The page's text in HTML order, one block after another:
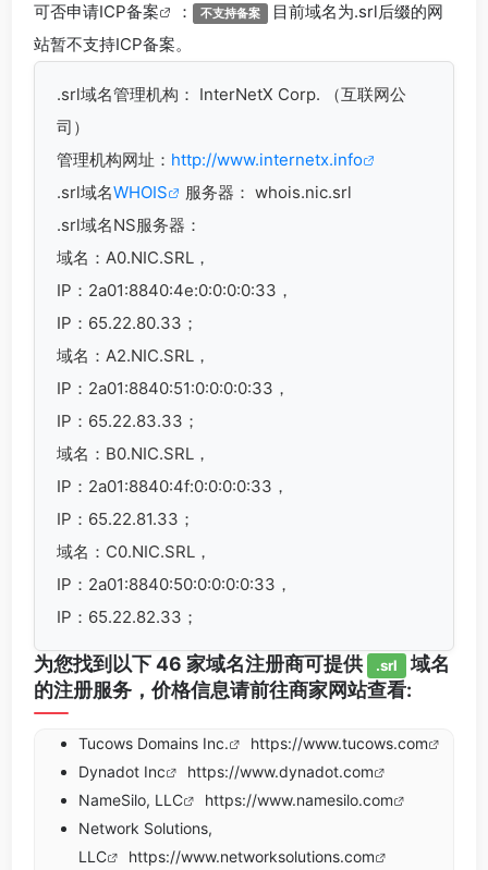
可否申请ICP备案 ： 不支持备案 目前域名为.srl后缀的网
站暂不支持ICP备案。
.srl域名管理机构： InterNetX Corp. （互联网公
司）
管理机构网址： http://www.internetx.info
.srl域名WHOIS
服务器： whois.nic.srl
.srl域名NS服务器：
域名：A0.NIC.SRL，
IP：2a01:8840:4e:0:0:0:0:33，
IP：65.22.80.33；
域名：A2.NIC.SRL，
IP：2a01:8840:51:0:0:0:0:33，
IP：65.22.83.33；
域名：B0.NIC.SRL，
IP：2a01:8840:4f:0:0:0:0:33，
IP：65.22.81.33；
域名：C0.NIC.SRL，
IP：2a01:8840:50:0:0:0:0:33，
IP：65.22.82.33；
为您找到以下 46 家域名注册商可提供 .srl
域名
的注册服务，价格信息请前往商家网站查看:
Tucows Domains Inc.
https://www.tucows.com
Dynadot Inc
https://www.dynadot.com
NameSilo, LLC
https://www.namesilo.com
Network Solutions,
LLC
https://www.networksolutions.com